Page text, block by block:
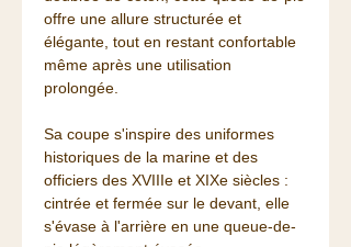
offre une allure structurée et
élégante, tout en restant confortable
même après une utilisation
prolongée.
Sa coupe s'inspire des uniformes
historiques de la marine et des
officiers des XVIIIe et XIXe siècles :
cintrée et fermée sur le devant, elle
s'évase à l'arrière en une queue-de-